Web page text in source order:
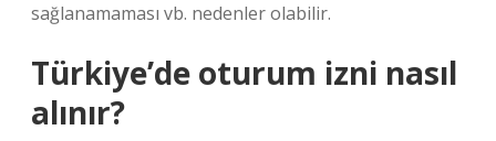
sağlanamaması vb. nedenler olabilir.
Türkiye’de oturum izni nasıl
alınır?